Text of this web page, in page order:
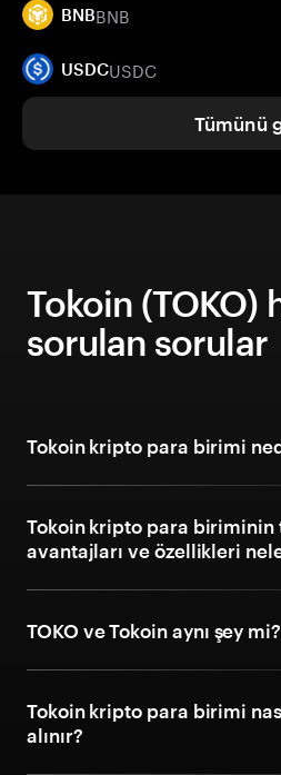
BNBBNB
USDCUSDC
Tümünü
Tokoin (TOKO)
sorulan sorular
Tokoin kripto para birimi
Tokoin kripto para biriminin
avantajları ve özellikleri
TOKO ve Tokoin aynı şey mi?
Tokoin kripto para birimi
alınır?